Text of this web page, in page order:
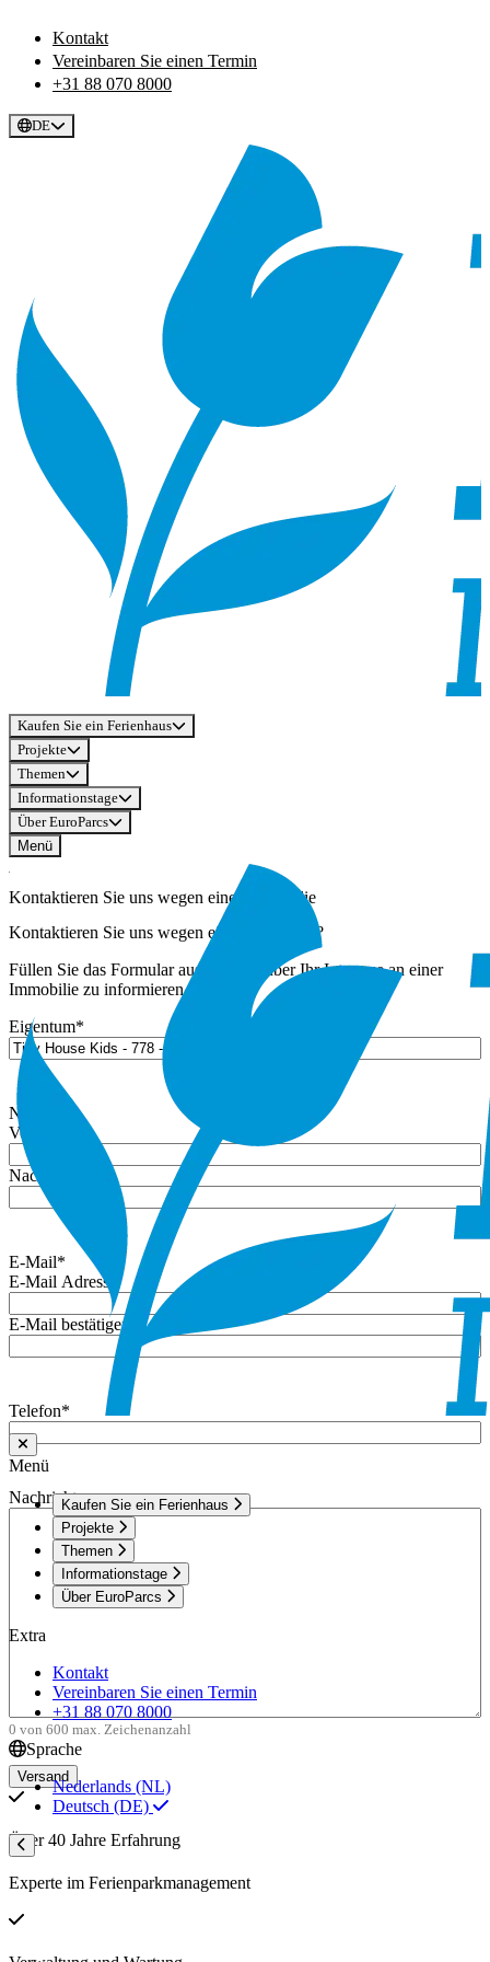
Kontakt
Vereinbaren Sie einen Termin
+31 88 070 8000
DE
Kaufen Sie ein Ferienhaus
Projekte
Themen
Informationstage
Über EuroParcs
Menü
Menü
Kaufen Sie ein Ferienhaus
Projekte
Themen
Informationstage
Über EuroParcs
Extra
Kontakt
Vereinbaren Sie einen Termin
+31 88 070 8000
Sprache
Nederlands (NL)
Deutsch (DE)
Kontaktieren Sie uns wegen einer Immobilie
Kontaktieren Sie uns wegen einer Immobilie?
Füllen Sie das Formular aus, um uns über Ihr Interesse an einer
Immobilie zu informieren.
Eigentum*
Name
Vorname
Nachname
E-Mail*
E-Mail Adresse
E-Mail bestätigen
Telefon*
Nachricht
0 von 600 max. Zeichenanzahl
Über 40 Jahre Erfahrung
Experte im Ferienparkmanagement